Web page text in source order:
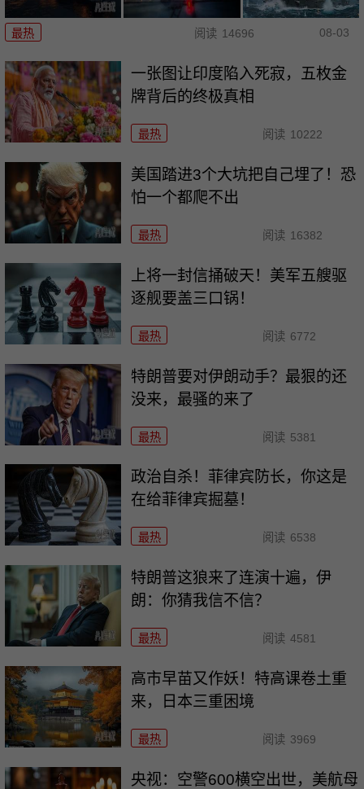
最热 阅读 14696 08-03
一张图让印度陷入死寂，五枚金
牌背后的终极真相
最热 阅读 10222
美国踏进3个大坑把自己埋了！恐
怕一个都爬不出
最热 阅读 16382
上将一封信捅破天！美军五艘驱
逐舰要盖三口锅！
最热 阅读 6772
特朗普要对伊朗动手？最狠的还
没来，最骚的来了
最热 阅读 5381
政治自杀！菲律宾防长，你这是
在给菲律宾掘墓！
最热 阅读 6538
特朗普这狼来了连演十遍，伊
朗：你猜我信不信？
最热 阅读 4581
高市早苗又作妖！特高课卷土重
来，日本三重困境
最热 阅读 3969
央视：空警600横空出世，美航母